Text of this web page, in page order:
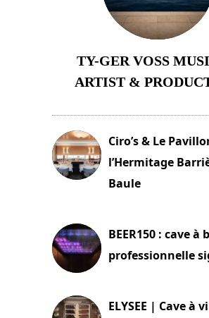
TY-GER VOSS
ARTIST &
Ciro’s & Le
l’Hermitage
Baule
BEER150 : cave à
professionnelle
ELYSEE | Cave à